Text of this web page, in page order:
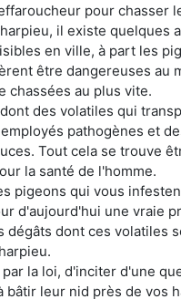
pour chasser
il existe quelques
en ville, à part les
être dangereuses au
chassées au plus vite.
des volatiles qui
pathogènes et
Tout cela se trouve
la santé de l'homme.
pigeons qui vous
d'aujourd'hui une vraie
dégâts dont ces volatiles
la loi, d'inciter d'une
bâtir leur nid près de vos